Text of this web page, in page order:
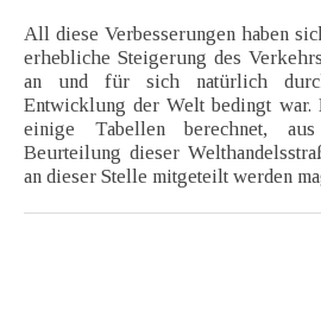
All diese Verbesserungen haben
erhebliche Steigerung des
an und für sich natürlich
Entwicklung der Welt bedingt
einige Tabellen berechnet,
Beurteilung dieser
an dieser Stelle mitgeteilt werden